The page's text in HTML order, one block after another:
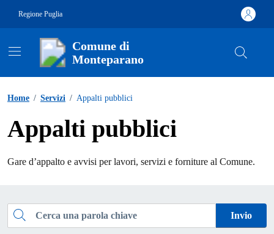
Regione Puglia
Comune di
Monteparano
Home / Servizi / Appalti pubblici
Appalti pubblici
Gare d’appalto e avvisi per lavori, servizi e forniture al Comune.
Cerca una parola chiave Invio